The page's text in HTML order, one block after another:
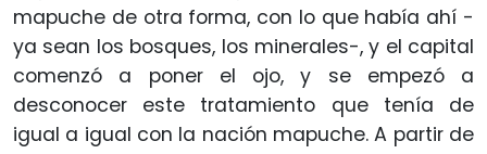
mapuche de otra forma, con lo que había ahí -
ya sean los bosques, los minerales-, y el capital
comenzó a poner el ojo, y se empezó a
desconocer este tratamiento que tenía de
igual a igual con la nación mapuche. A partir de